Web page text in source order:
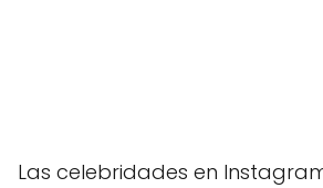
Las celebridades en